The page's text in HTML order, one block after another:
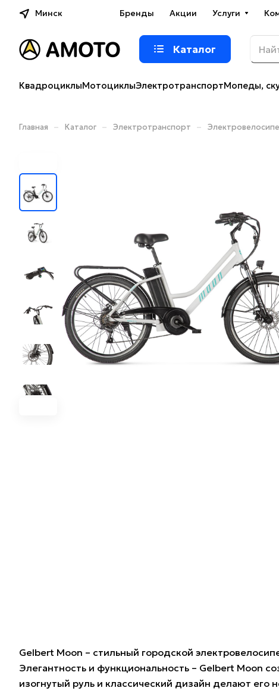
Минск Бренды Акции Услуги
Каталог
КвадроциклыМотоциклыЭлектротранспортМопеды,
Главная – Каталог – Электротранспорт –
Gelbert Moon – стильный городской
Элегантность и функциональность – Gelbert Moon
изогнутый руль и классический дизайн делают